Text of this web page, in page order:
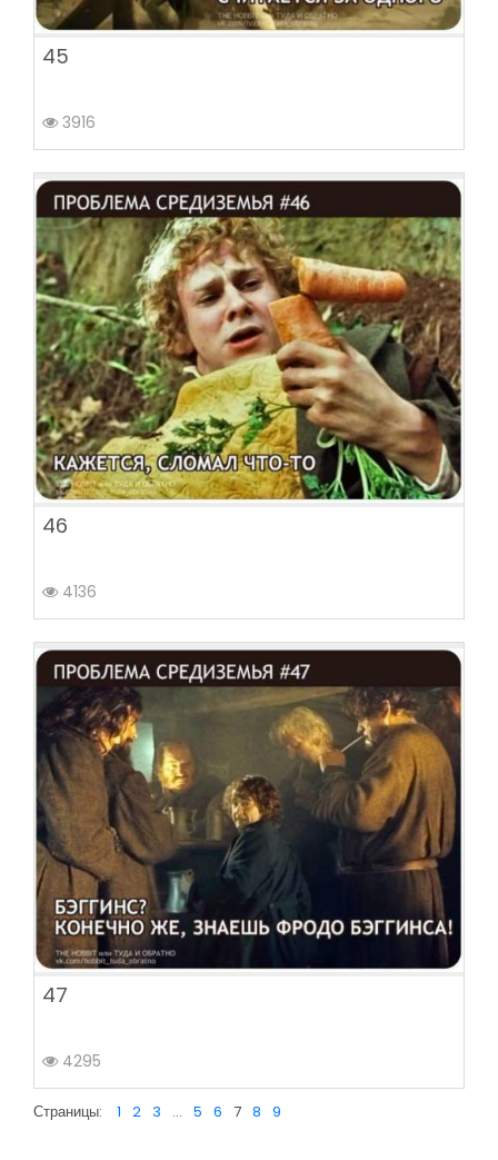
45
3916
46
4136
47
4295
Страницы: 1 2 3 ... 5 6 7 8 9